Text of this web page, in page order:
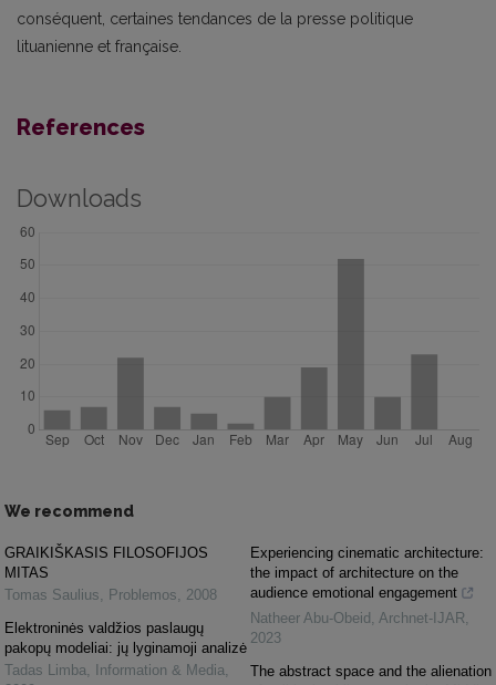
conséquent, certaines tendances de la presse politique
lituanienne et française.
References
Downloads
We recommend
GRAIKIŠKASIS FILOSOFIJOS
MITAS
Tomas Saulius, Problemos, 2008
Elektroninės valdžios paslaugų
pakopų modeliai: jų lyginamoji analizė
Tadas Limba, Information & Media,
Experiencing cinematic architecture:
the impact of architecture on the
audience emotional engagement
Natheer Abu-Obeid , Archnet-IJAR,
2023
The abstract space and the alienation